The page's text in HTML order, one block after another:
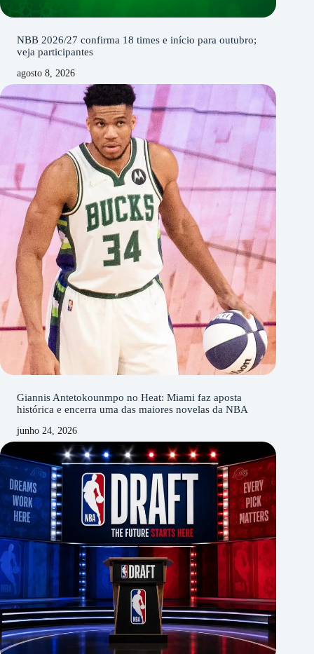
NBB 2026/27 confirma 18 times e início para outubro;
veja participantes
agosto 8, 2026
Giannis Antetokounmpo no Heat: Miami faz aposta
histórica e encerra uma das maiores novelas da NBA
junho 24, 2026